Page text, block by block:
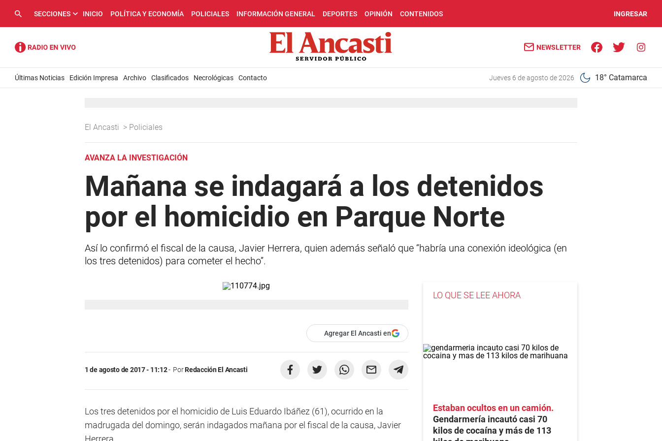
SECCIONES INICIO POLÍTICA Y ECONOMÍA POLICIALES INFORMACIÓN GENERAL DEPORTES OPINIÓN CONTENIDOS INGRESAR
NEWSLETTER
Últimas Noticias Edición Impresa Archivo Clasificados Necrológicas Contacto jueves 6 de agosto de 2026 18° Catamarca
El Ancasti > Policiales
AVANZA LA INVESTIGACIÓN
Mañana se indagará a los detenidos
por el homicidio en Parque Norte
Así lo confirmó el fiscal de la causa, Javier Herrera, quien además señaló que “habría una conexión ideológica (en
los tres detenidos) para cometer el hecho”.
Agregar El Ancasti en
1 de agosto de 2017 - 11:12 PorRedacción El Ancasti
Los tres detenidos por el homicidio de Luis Eduardo Ibáñez (61), ocurrido en la
madrugada del domingo, serán indagados mañana por el fiscal de la causa, Javier
Herrera.
LO QUE SE LEE AHORA
Estaban ocultos en un camión
Gendarmería incautó casi 70
kilos de cocaína y más de 113